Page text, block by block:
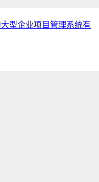
型企业项目管理系统有